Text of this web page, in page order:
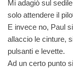
Mi adagiò sul
solo attendere il
E invece no, Paul
allaccio le cinture,
pulsanti e levette.
Ad un certo punto